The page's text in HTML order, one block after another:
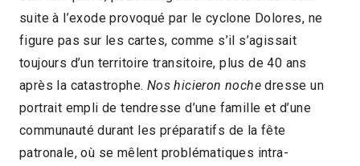
2022 > Découvertes Documentaire
suite à l’exode provoqué par le cyclone Dolores, ne
figure pas sur les cartes, comme s’il s’agissait
toujours d’un territoire transitoire, plus de 40 ans
après la catastrophe. Nos hicieron noche dresse un
portrait empli de tendresse d’une famille et d’une
communauté durant les préparatifs de la fête
patronale, où se mêlent problématiques intra-